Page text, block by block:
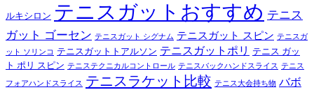
ルキシロン テニスガットおすすめ テニス
ガット ゴーセン テニスガット シグナム テニスガット スピン テニスガ
ット ソリンコ
テニスガットトアルソン テニスガットポリ
テニス ガッ
ト ポリ スピン テニステクニカルコントロール テニスバックハンドスライス テニス
フォアハンドスライス テニスラケット比較 テニス大会持ち物 バボ